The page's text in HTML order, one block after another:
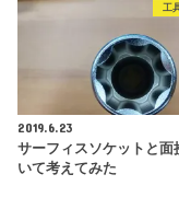
工
2019.6.23
サーフィスソケットと面
いて考えてみた